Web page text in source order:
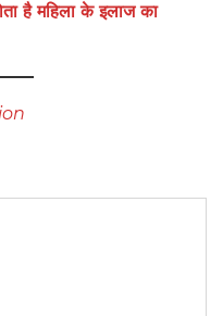
है महिला के इलाज का